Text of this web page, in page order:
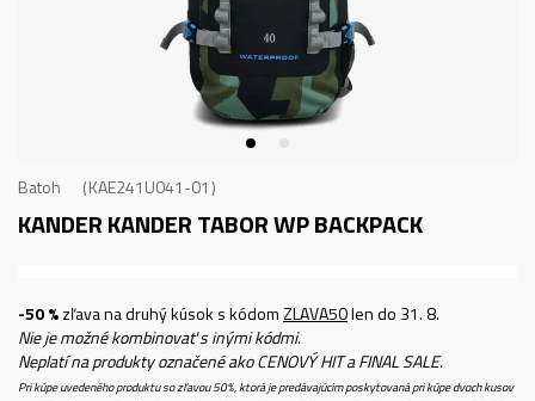
Batoh KAE241U041-01
KANDER KANDER TABOR WP BACKPACK
-50 %zľava na druhý kúsok s kódomZLAVA50len do 31. 8.
Nie je možné kombinovať s inými kódmi.
Neplatí na produkty označené ako CENOVÝ HIT a FINAL SALE.
Pri kúpe uvedeného produktu so zľavou 50%, ktorá je predávajúcim poskytovaná pri kúpe dvoch kusov